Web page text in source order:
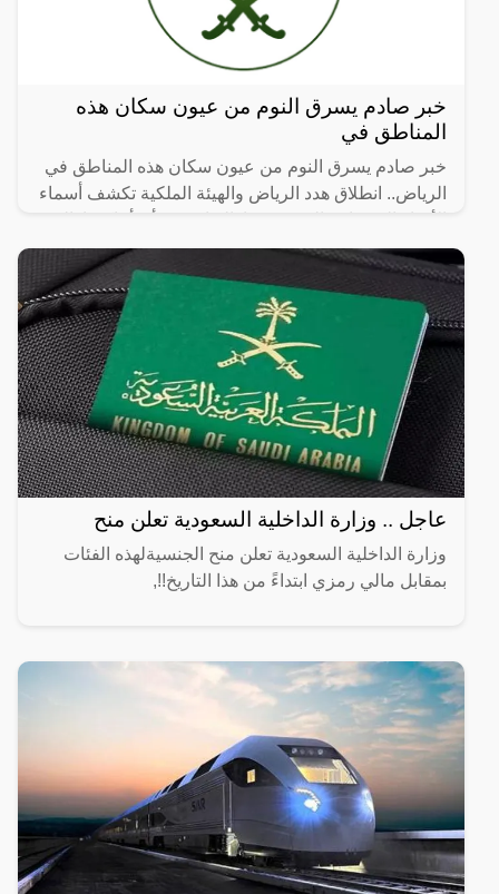
خبر صادم يسرق النوم من عيون سكان هذه
المناطق في
خبر صادم يسرق النوم من عيون سكان هذه المناطق في
الرياض.. انطلاق هدد الرياض والهيئة الملكية تكشف أسماء
عاجل .. وزارة الداخلية السعودية تعلن منح
وزارة الداخلية السعودية تعلن منح الجنسيةلهذه الفئات
بمقابل مالي رمزي ابتداءً من هذا التاريخ!!,